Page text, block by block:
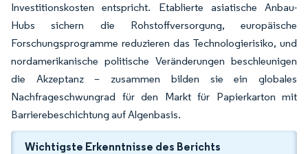
Investitionskosten entspricht. Etablierte asiatische Anbau-
Hubs sichern die Rohstoffversorgung, europäische
Forschungsprogramme reduzieren das Technologierisiko, und
nordamerikanische politische Veränderungen beschleunigen
die Akzeptanz – zusammen bilden sie ein globales
Nachfrageschwungrad für den Markt für Papierkarton mit
Barrierebeschichtung auf Algenbasis.
Wichtigste Erkenntnisse des Berichts